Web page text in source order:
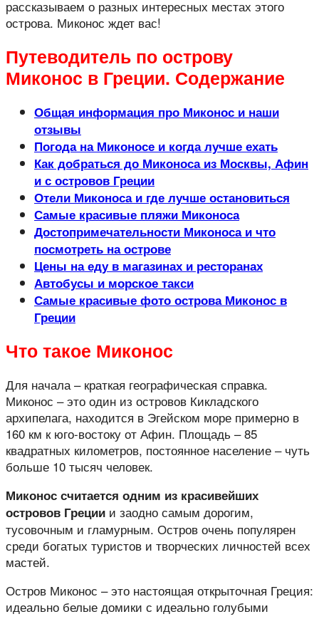
рассказываем о разных интересных местах этого
острова. Миконос ждет вас!
Путеводитель по острову
Миконос в Греции. Содержание
Общая информация про Миконос и наши
отзывы
Погода на Миконосе и когда лучше ехать
Как добраться до Миконоса из Москвы, Афин
и с островов Греции
Отели Миконоса и где лучше остановиться
Самые красивые пляжи Миконоса
Достопримечательности Миконоса и что
посмотреть на острове
Цены на еду в магазинах и ресторанах
Автобусы и морское такси
Самые красивые фото острова Миконос в
Греции
Что такое Миконос
Для начала – краткая географическая справка.
Миконос – это один из островов Кикладского
архипелага, находится в Эгейском море примерно в
160 км к юго-востоку от Афин. Площадь – 85
квадратных километров, постоянное население – чуть
больше 10 тысяч человек.
Миконос считается одним из красивейших
островов Греции и заодно самым дорогим,
тусовочным и гламурным. Остров очень популярен
среди богатых туристов и творческих личностей всех
мастей.
Остров Миконос – это настоящая открыточная Греция:
идеально белые домики с идеально голубыми